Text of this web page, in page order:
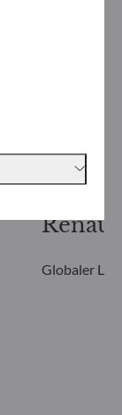
Globaler